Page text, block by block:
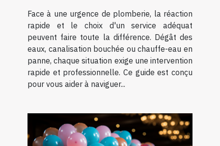
Face à une urgence de plomberie, la réaction
rapide et le choix d'un service adéquat
peuvent faire toute la différence. Dégât des
eaux, canalisation bouchée ou chauffe-eau en
panne, chaque situation exige une intervention
rapide et professionnelle. Ce guide est conçu
pour vous aider à naviguer...